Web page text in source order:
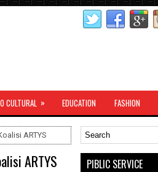
CULTURAL » EDUCATION FASHION
ARTYS
ARTYS PIBLIC SERVICE